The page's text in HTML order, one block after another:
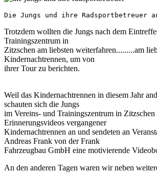
Die Jungs und ihre Radsportbetreuer
Trotzdem wollten die Jungs nach dem
Trainingszentrum in
Zitzschen am liebsten weiterfahren.........am
Kindernachtrennen, um von
ihrer Tour zu berichten.
Weil das Kindernachtrennen in diesem Jahr
schauten sich die Jungs
im Vereins- und Trainingszentrum in Zitzschen
Erinnerungsvideos vergangener
Kindernachtrennen an und sendeten an
Andreas Frank von der Frank
Fahrzeugbau GmbH eine motivierende
An den anderen Tagen waren wir neben